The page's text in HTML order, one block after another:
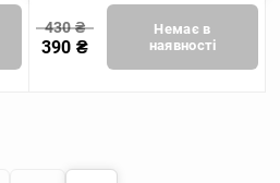
430₴
390 ₴
Немає в
наявності